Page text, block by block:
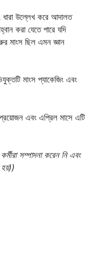
উল্লেখ করে আদালত
করা যেতে পারে যদি
মাংস ছিল এমন জ্ঞান
মাংস প্যাকেজিং এবং
প্রয়োজন এবং এপ্রিল মাসে এটি
সম্পাদনা করেন নি এবং
হয়))